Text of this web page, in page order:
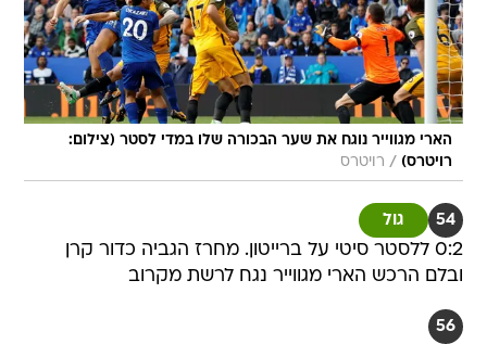
הארי מגווייר נוגח את שער הבכורה שלו במדי לסטר (צילום:
רויטרס) / רויטרס
54 גול
0:2 ללסטר סיטי על ברייטון. מחרז הגביה כדור קרן
ובלם הרכש הארי מגווייר נגח לרשת מקרוב
56